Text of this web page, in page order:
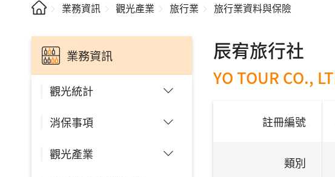
業務資訊 觀光產業 旅行業 旅行業資料與保險
業務資訊
觀光統計
消保事項
觀光產業
辰宥旅行社
YO TOUR CO.,
註冊編號
類別